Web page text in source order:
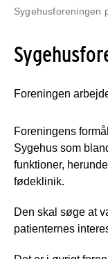
Sygehusforeningen
Foreningen
Foreningens
Sygehus som
funktioner,
fødeklinik.
Den skal søge at
patienternes